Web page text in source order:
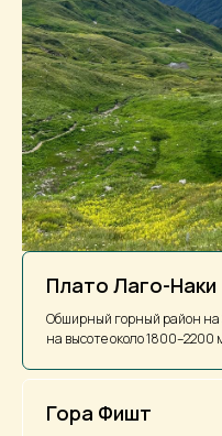
Плато Лаго-Наки
Обширный горный район
на высоте около
Гора Фишт